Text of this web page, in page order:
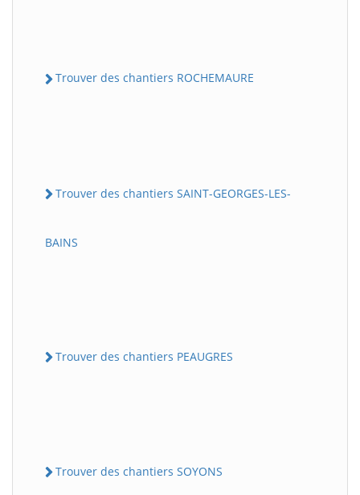
Trouver des chantiers ROCHEMAURE
Trouver des chantiers SAINT-GEORGES-LES-
BAINS
Trouver des chantiers PEAUGRES
Trouver des chantiers SOYONS